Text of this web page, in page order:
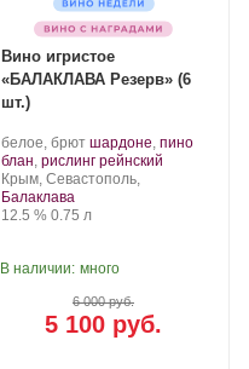
Вино игристое
«БАЛАКЛАВА Резерв» (6
шт.)
Производитель:
Золотая
Балка.
белое, брют .
Сорт
винограда:
шардоне, пино
блан, рислинг рейнский
Регион:
Крым, Севастополь,
Балаклава
Крепость
12.5 %. Объем
0.75 л
5 100 руб.
6 000 руб.
В наличии: много